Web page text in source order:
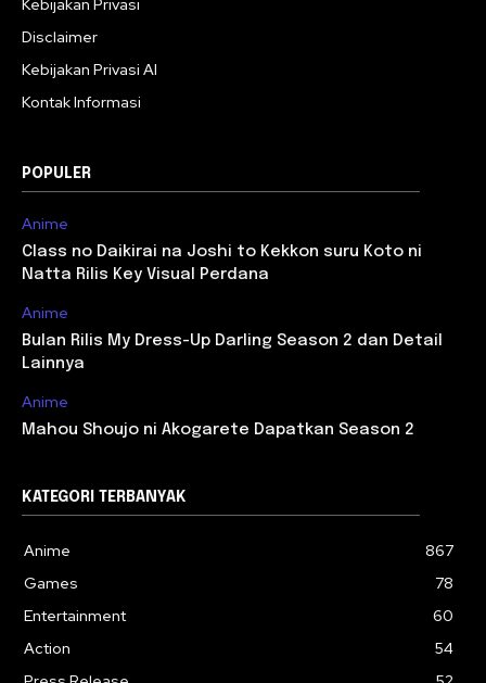
Kebijakan Privasi
Disclaimer
Kebijakan Privasi AI
Kontak Informasi
POPULER
Anime
Class no Daikirai na Joshi to Kekkon suru Koto ni
Natta Rilis Key Visual Perdana
Anime
Bulan Rilis My Dress-Up Darling Season 2 dan Detail
Lainnya
Anime
Mahou Shoujo ni Akogarete Dapatkan Season 2
KATEGORI TERBANYAK
Anime
867
Games
78
Entertainment
60
Action
54